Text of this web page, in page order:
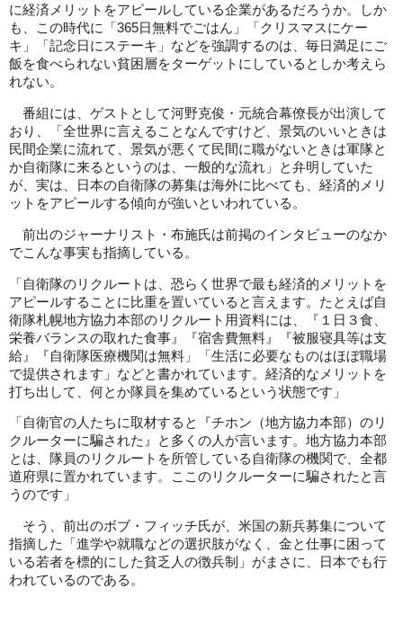
に経済メリットをアピールしている企業があるだろうか。しか
も、この時代に「365日無料でごはん」「クリスマスにケー
キ」「記念日にステーキ」などを強調するのは、毎日満足にご
飯を食べられない貧困層をターゲットにしているとしか考えら
れない。
番組には、ゲストとして河野克俊・元統合幕僚長が出演して
おり、「全世界に言えることなんですけど、景気のいいときは
民間企業に流れて、景気が悪くて民間に職がないときは軍隊と
か自衛隊に来るというのは、一般的な流れ」と弁明していた
が、実は、日本の自衛隊の募集は海外に比べても、経済的メリ
ットをアピールする傾向が強いといわれている。
前出のジャーナリスト・布施氏は前掲のインタビューのなか
でこんな事実も指摘している。
「自衛隊のリクルートは、恐らく世界で最も経済的メリットを
アピールすることに比重を置いていると言えます。たとえば自
衛隊札幌地方協力本部のリクルート用資料には、『１日３食、
栄養バランスの取れた食事』『宿舎費無料』『被服寝具等は支
給』『自衛隊医療機関は無料」「生活に必要なものはほぼ職場
で提供されます」などと書かれています。経済的なメリットを
打ち出して、何とか隊員を集めているという状態です」
「自衛官の人たちに取材すると『チホン（地方協力本部）のリ
クルーターに騙された』と多くの人が言います。地方協力本部
とは、隊員のリクルートを所管している自衛隊の機関で、全都
道府県に置かれています。ここのリクルーターに騙されたと言
うのです」
そう、前出のボブ・フィッチ氏が、米国の新兵募集について
指摘した「進学や就職などの選択肢がなく、金と仕事に困って
いる若者を標的にした貧乏人の徴兵制」がまさに、日本でも行
われているのである。